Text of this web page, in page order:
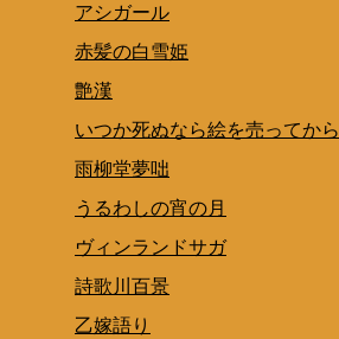
アシガール
赤髪の白雪姫
艶漢
いつか死ぬなら絵を売ってから
雨柳堂夢咄
うるわしの宵の月
ヴィンランドサガ
詩歌川百景
乙嫁語り